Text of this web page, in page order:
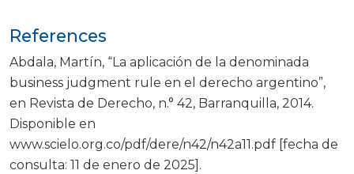
References
Abdala, Martín, “La aplicación de la denominada
business judgment rule en el derecho argentino”,
en Revista de Derecho, n.° 42, Barranquilla, 2014.
Disponible en
www.scielo.org.co/pdf/dere/n42/n42a11.pdf [fecha de
consulta: 11 de enero de 2025].